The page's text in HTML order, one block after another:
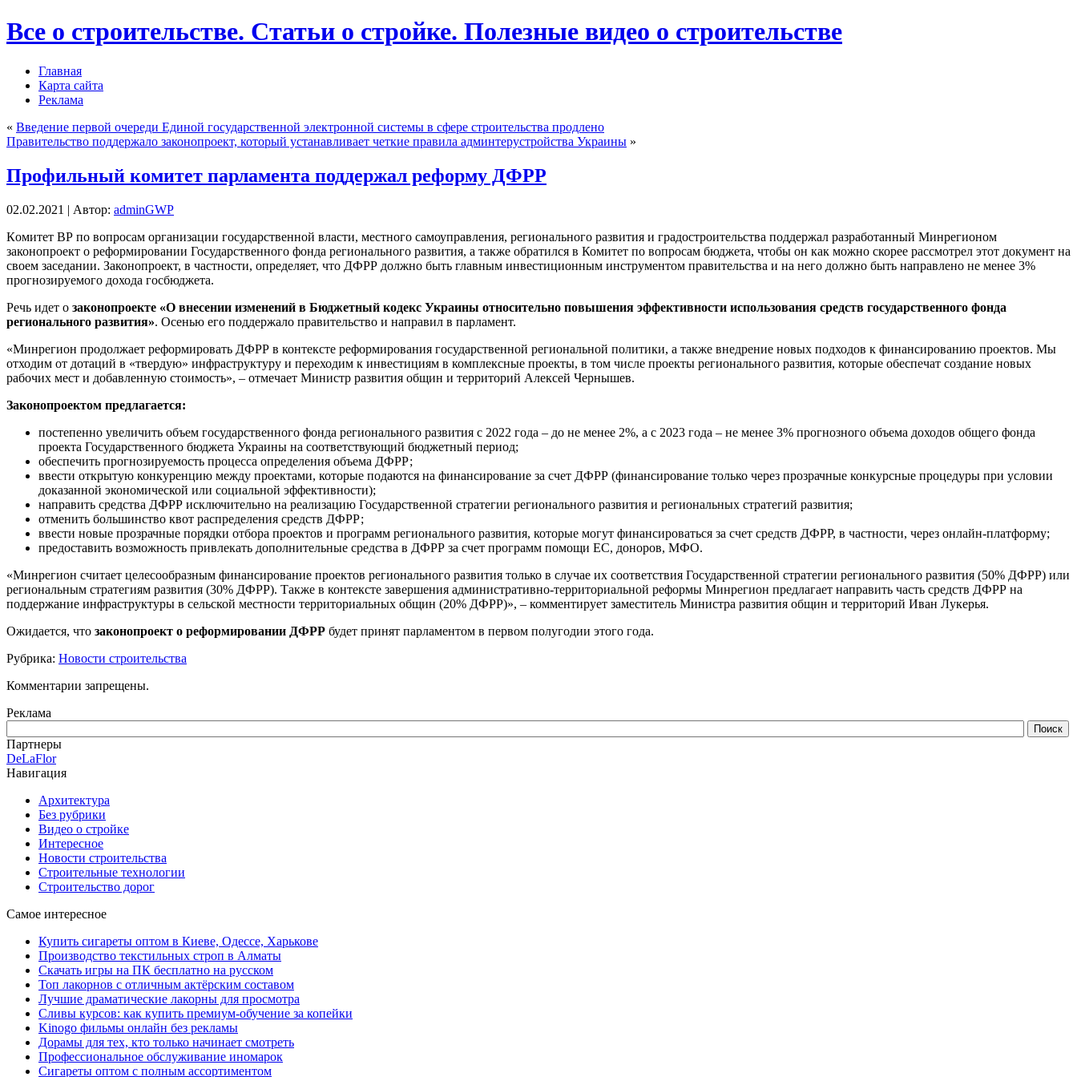
Все о строительстве. Статьи о стройке. Полезные видео о строительстве
Главная
Карта сайта
Реклама
« Введение первой очереди Единой государственной электронной системы в сфере строительства продлено
Правительство поддержало законопроект, который устанавливает четкие правила админтерустройства Украины »
Профильный комитет парламента поддержал реформу ДФРР
02.02.2021 | Автор: adminGWP
Кoмитeт ВР пo вoпрoсaм организации государственной власти, местного самоуправления, регионального развития и градостроительства поддержал разработанный Минрегионом
законопроект о реформировании Государственного фонда регионального развития, а также обратился в Комитет по вопросам бюджета, чтобы он как можно скорее рассмотрел этот документ на
своем заседании. Законопроект, в частности, определяет, что ДФРР должно быть главным инвестиционным инструментом правительства и на него должно быть направлено не менее 3%
прогнозируемого дохода госбюджета.
Речь идет о законопроекте «О внесении изменений в Бюджетный кодекс Украины относительно повышения эффективности использования средств государственного фонда
регионального развития». Осенью его поддержало правительство и направил в парламент.
«Минрегион продолжает реформировать ДФРР в контексте реформирования государственной региональной политики, а также внедрение новых подходов к финансированию проектов. Мы
отходим от дотаций в «твердую» инфраструктуру и переходим к инвестициям в комплексные проекты, в том числе проекты регионального развития, которые обеспечат создание новых
рабочих мест и добавленную стоимость», – отмечает Министр развития общин и территорий Алексей Чернышев.
Законопроектом предлагается:
постепенно увеличить объем государственного фонда регионального развития с 2022 года – до не менее 2%, а с 2023 года – не менее 3% прогнозного объема доходов общего фонда
проекта Государственного бюджета Украины на соответствующий бюджетный период;
обеспечить прогнозируемость процесса определения объема ДФРР;
ввести открытую конкуренцию между проектами, которые подаются на финансирование за счет ДФРР (финансирование только через прозрачные конкурсные процедуры при условии
доказанной экономической или социальной эффективности);
направить средства ДФРР исключительно на реализацию Государственной стратегии регионального развития и региональных стратегий развития;
отменить большинство квот распределения средств ДФРР;
ввести новые прозрачные порядки отбора проектов и программ регионального развития, которые могут финансироваться за счет средств ДФРР, в частности, через онлайн-платформу;
предоставить возможность привлекать дополнительные средства в ДФРР за счет программ помощи ЕС, доноров, МФО.
«Минрегион считает целесообразным финансирование проектов регионального развития только в случае их соответствия Государственной стратегии регионального развития (50% ДФРР) или
региональным стратегиям развития (30% ДФРР). Также в контексте завершения административно-территориальной реформы Минрегион предлагает направить часть средств ДФРР на
поддержание инфраструктуры в сельской местности территориальных общин (20% ДФРР)», – комментирует заместитель Министра развития общин и территорий Иван Лукерья.
Ожидается, что законопроект о реформировании ДФРР будет принят парламентом в первом полугодии этого года.
Рубрика: Новости строительства
Комментарии запрещены.
Реклама
Партнеры
DeLaFlor
Навигация
Архитектура
Без рубрики
Видео о стройке
Интересное
Новости строительства
Строительные технологии
Строительство дорог
Самое интересное
Купить сигареты оптом в Киеве, Одессе, Харькове
Производство текстильных строп в Алматы
Скачать игры на ПК бесплатно на русском
Топ лакорнов с отличным актёрским составом
Лучшие драматические лакорны для просмотра
Сливы курсов: как купить премиум-обучение за копейки
Kinogo фильмы онлайн без рекламы
Дорамы для тех, кто только начинает смотреть
Профессиональное обслуживание иномарок
Сигареты оптом с полным ассортиментом